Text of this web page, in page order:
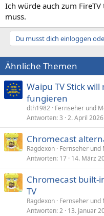
Ich würde auch zum
muss.
Du musst dich einloggen
Ähnliche Themen
Waipu TV Stick
fungieren
dth1982 Fernseher und
Antworten 3 2. April 2026
Chromecast
Ragdexon Fernseher und
Antworten 17 14. März
Chromecast
TV
Ragdexon Fernseher und
Antworten 2 13. Januar